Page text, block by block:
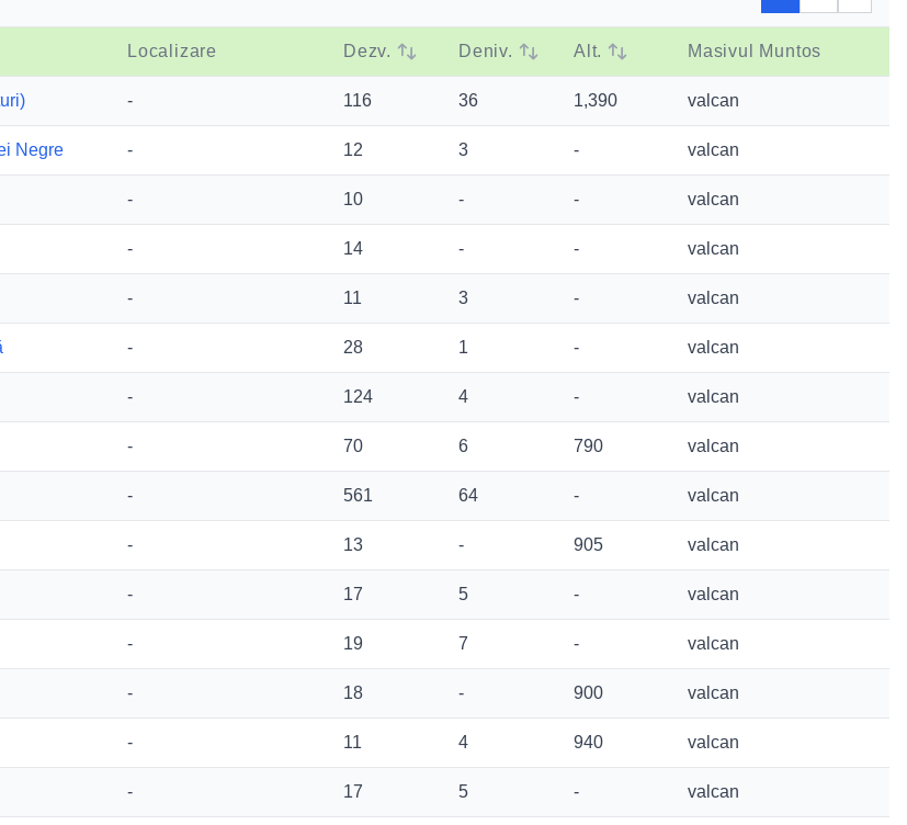
Localizare Dezv. Deniv. Alt. Masivul Muntos
- 116 36 1,390 valcan
Negre - 12 3 - valcan
- 10 - - valcan
- 14 - - valcan
- 11 3 - valcan
- 28 1 - valcan
- 124 4 - valcan
- 70 6 790 valcan
- 561 64 - valcan
- 13 - 905 valcan
- 17 5 - valcan
- 19 7 - valcan
- 18 - 900 valcan
- 11 4 940 valcan
- 17 5 - valcan